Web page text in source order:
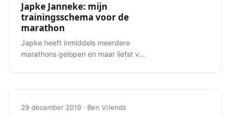
Japke Janneke: mijn
trainingsschema voor de
marathon
Japke heeft inmiddels meerdere
marathons gelopen en maar liefst vijf
29 december 2019 · Ben Vriends